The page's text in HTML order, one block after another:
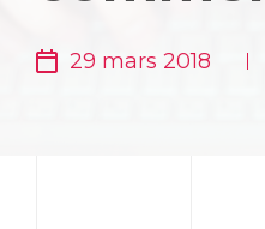
29 mars 2018